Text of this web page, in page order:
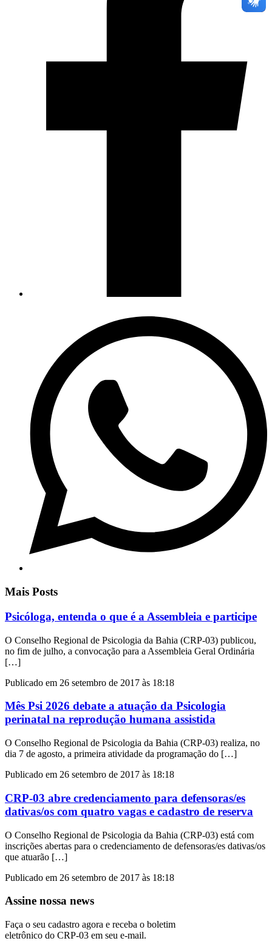
Mais Posts
Psicóloga, entenda o que é a Assembleia e participe
O Conselho Regional de Psicologia da Bahia (CRP-03) publicou,
no fim de julho, a convocação para a Assembleia Geral Ordinária
[…]
Publicado em 26 setembro de 2017 às 18:18
Mês Psi 2026 debate a atuação da Psicologia
perinatal na reprodução humana assistida
O Conselho Regional de Psicologia da Bahia (CRP-03) realiza, no
dia 7 de agosto, a primeira atividade da programação do […]
Publicado em 26 setembro de 2017 às 18:18
CRP-03 abre credenciamento para defensoras/es
dativas/os com quatro vagas e cadastro de reserva
O Conselho Regional de Psicologia da Bahia (CRP-03) está com
inscrições abertas para o credenciamento de defensoras/es dativas/os
que atuarão […]
Publicado em 26 setembro de 2017 às 18:18
Assine nossa news
Faça o seu cadastro agora e receba o boletim
eletrônico do CRP-03 em seu e-mail.